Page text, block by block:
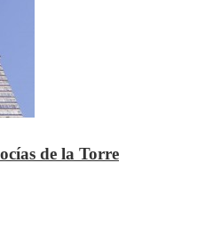
de la Torre